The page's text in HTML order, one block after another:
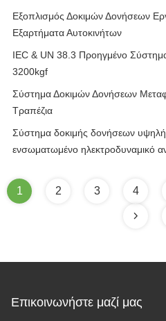
Εξοπλισμός Δοκιμών Δονήσεων
Εξαρτήματα Αυτοκινήτων
IEC & UN 38.3 Προηγμένο
3200kgf
Σύστημα Δοκιμών Δονήσεων
Τραπέζια
Σύστημα δοκιμής δονήσεων
ενσωματωμένο ηλεκτροδυναμικό
1 2 3 4
Επικοινωνήστε μαζί μας